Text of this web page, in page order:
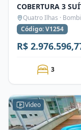
COBERTURA 3
Quatro Ilhas ·
Código: V1254
R$
3
Vídeo